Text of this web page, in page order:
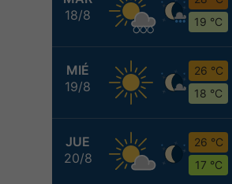
18/8
19 °C
MIÉ
19/8
26 °C
18 °C
JUE
20/8
26 °C
17 °C